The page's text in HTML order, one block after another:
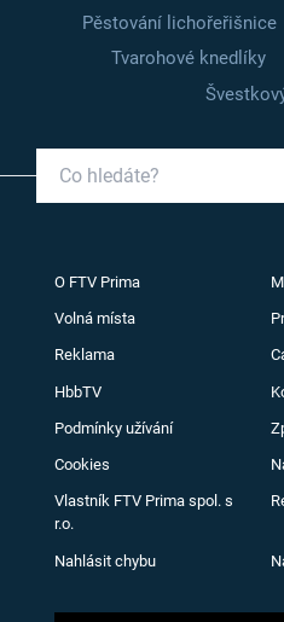
Pěstování lichořeřišnice
Tvarohové knedlíky
O FTV Prima
Volná místa
Reklama
HbbTV
Podmínky užívání
Cookies
Vlastník FTV Prima spol. s
r.o.
Nahlásit chybu